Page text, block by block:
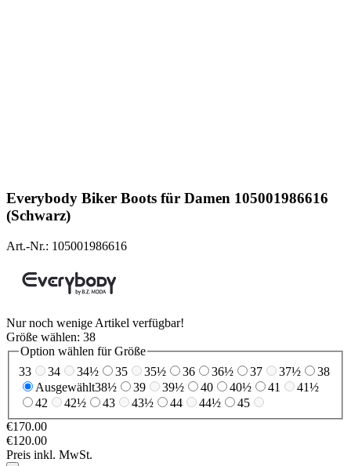
Everybody Biker Boots für Damen 105001986616
(Schwarz)
Art.-Nr.: 105001986616
Nur noch wenige Artikel verfügbar!
Größe wählen: 38
Option wählen für Größe
33
34 34½ 35 35½ 36 36½ 37 37½
38
Ausgewählt38½ 39 39½ 40 40½ 41
41½
42
42½ 43 43½ 44 44½
45
€170.00
€120.00
Preis inkl. MwSt.